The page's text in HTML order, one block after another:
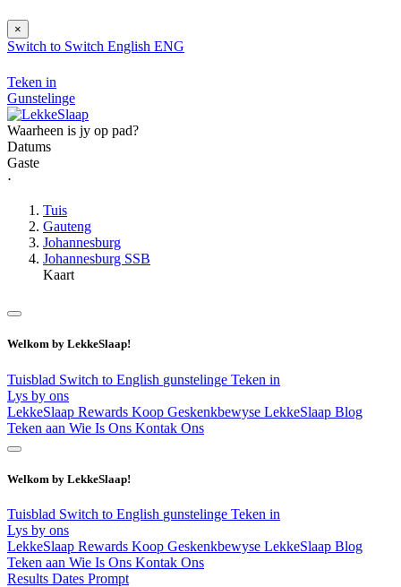
×
Switch to Switch English ENG
Teken in
Gunstelinge
Waarheen is jy op pad?
Datums
Gaste
⋅
Tuis
Gauteng
Johannesburg
Johannesburg SSB
Kaart
Welkom by LekkeSlaap!
Tuisblad Switch to English gunstelinge Teken in
Lys by ons
LekkeSlaap Rewards Koop Geskenkbewyse LekkeSlaap Blog
Teken aan Wie Is Ons Kontak Ons
Welkom by LekkeSlaap!
Tuisblad Switch to English gunstelinge Teken in
Lys by ons
LekkeSlaap Rewards Koop Geskenkbewyse LekkeSlaap Blog
Teken aan Wie Is Ons Kontak Ons
Results Dates Prompt